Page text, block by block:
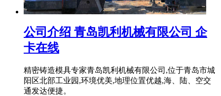
公司介绍 青岛凯利机械有限公司 企
卡在线
精密铸造模具专家青岛凯利机械有限公司,位于青岛市城
阳区北部工业园,环境优美,地理位置优越,海、陆、空交
通发达便捷。